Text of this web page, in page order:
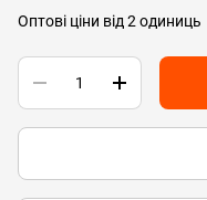
Оптові ціни від 2 одиниць